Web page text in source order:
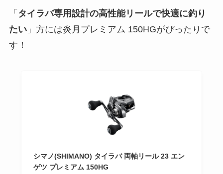
「 タイラバ専用設計の高性能リールで快適に釣り
たい」方には炎月プレミアム 150HGがぴったりで
す！
シマノ(SHIMANO) タイラバ 両軸リール 23 エン
ゲツ プレミアム 150HG